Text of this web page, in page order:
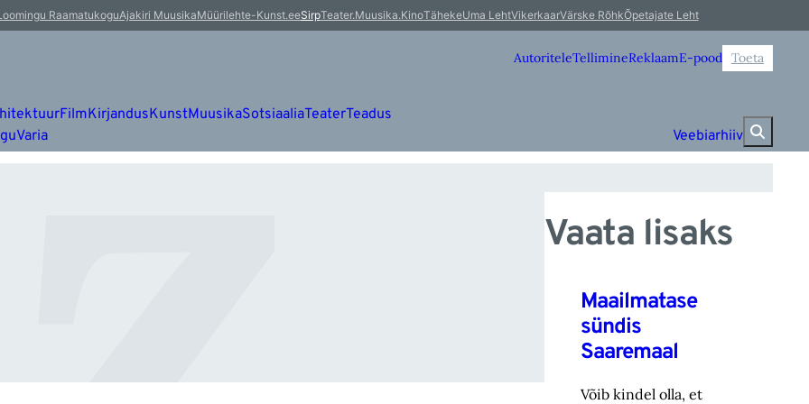
RaamatukoguAjakiri MuusikaMüürilehte-Kunst.eeSirpTeater.Muusika.KinoTähekeUma LehtVikerkaarVärske RõhkÕpetajate Leht
AutoriteleTellimineReklaamE-pood Toeta
FilmKirjandusKunstMuusikaSotsiaaliaTeaterTeadus
Varia Veebiarhiiv
Vaata lisaks
Maailmatase
sündis
Saaremaal
Võib kindel olla, et